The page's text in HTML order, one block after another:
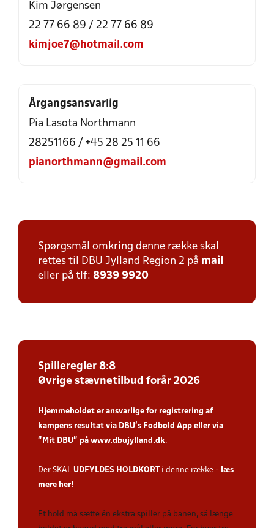
Kim Jørgensen
22 77 66 89 / 22 77 66 89
kimjoe7@hotmail.com
Årgangsansvarlig
Pia Lasota Northmann
28251166 / +45 28 25 11 66
pianorthmann@gmail.com
Spørgsmål omkring denne række skal
rettes til DBU Jylland Region 2 på mail
eller på tlf: 8939 9920
Spilleregler 8:8
Øvrige stævnetilbud forår 2026
Hjemmeholdet er ansvarlige for registrering af
kampens resultat via DBU’s Fodbold App eller via
”Mit DBU” på www.dbujylland.dk.
Der SKAL UDFYLDES HOLDKORTi denne række - læs
mere her!
Et hold må sætte én ekstra spiller på banen, så længe